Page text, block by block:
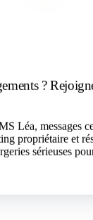
?
Léa, messages
propriétaire et
sérieuses